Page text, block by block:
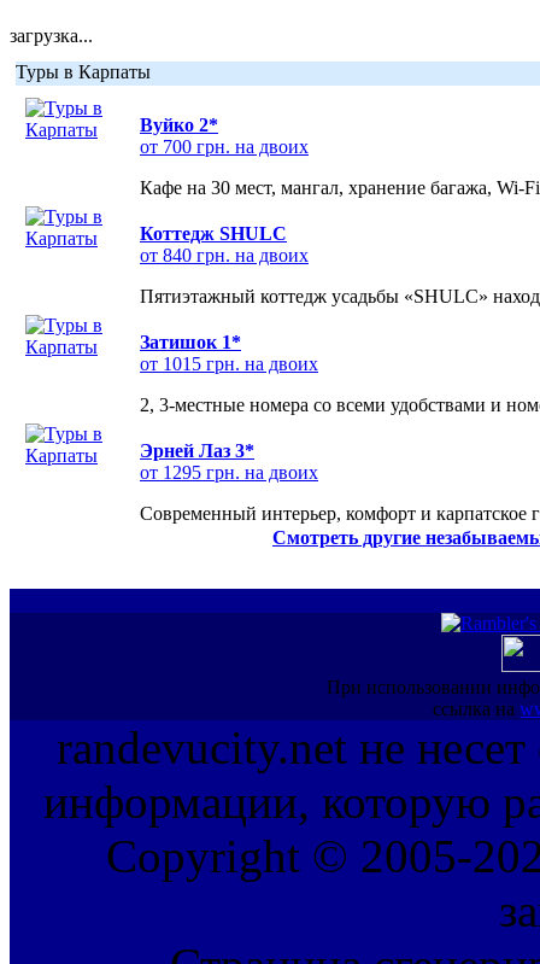
загрузка...
Туры в Карпаты
Вуйко 2*
от 700 грн. на двоих
Кафе на 30 мест, мангал, хранение багажа, Wi-
Коттедж SHULC
от 840 грн. на двоих
Пятиэтажный коттедж усадьбы «SHULC»
Затишок 1*
от 1015 грн. на двоих
2, 3-местные номера со всеми удобствами и
Эрней Лаз 3*
от 1295 грн. на двоих
Современный интерьер, комфорт и карпатское
Смотреть другие
При использовании
ссылка на
randevucity.net не несет
информации, которую
Copyright © 2005-